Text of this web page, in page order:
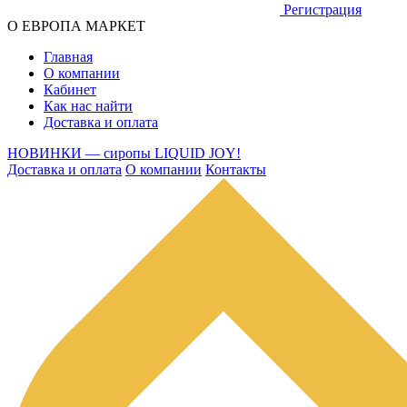
Регистрация
О ЕВРОПА МАРКЕТ
Главная
О компании
Кабинет
Как нас найти
Доставка и оплата
НОВИНКИ — сиропы LIQUID JOY!
Доставка и оплата О компании Контакты